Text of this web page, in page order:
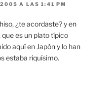
A LAS 1:41 PM
¿te acordaste? y en
es un plato típico
aquí en Japón y lo han
estaba riquísimo.